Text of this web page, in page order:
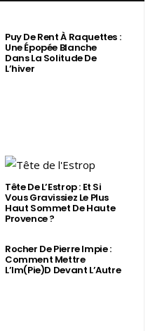
Puy De Rent À Raquettes :
Une Épopée Blanche
Dans La Solitude De
L’hiver
Tête De L’Estrop : Et Si
Vous Gravissiez Le Plus
Haut Sommet De Haute
Provence ?
Rocher De Pierre Impie :
Comment Mettre
L’Im(Pie)d Devant L’Autre